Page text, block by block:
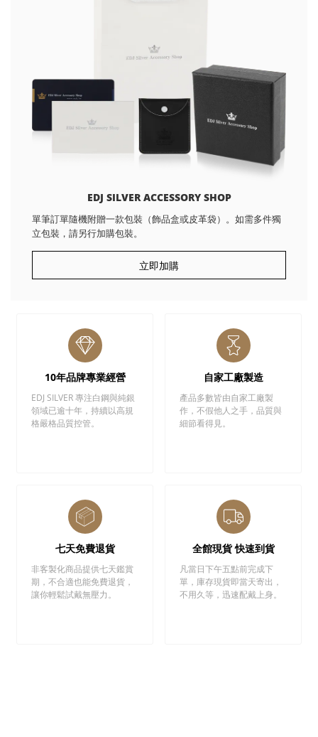
EDJ SILVER ACCESSORY SHOP
單筆訂單隨機附贈一款包裝（飾品盒或皮革袋）。如需多件獨
立包裝，請另行加購包裝。
立即加購
10年品牌專業經營
EDJ SILVER 專注白鋼與純銀
領域已逾十年，持續以高規
格嚴格品質控管。
自家工廠製造
產品多數皆由自家工廠製
作，不假他人之手，品質與
細節看得見。
七天免費退貨
非客製化商品提供七天鑑賞
期，不合適也能免費退貨，
讓你輕鬆試戴無壓力。
全館現貨 快速到貨
凡當日下午五點前完成下
單，庫存現貨即當天寄出，
不用久等，迅速配戴上身。